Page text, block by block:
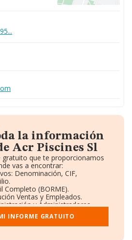
la información
Acr Piscines Sl
gratuito que te proporcionamos
vas a encontrar:
Denominación, CIF,
Completo (BORME).
Ventas y Empleados.
y Administradores.
en otras empresas.
INFORME GRATUITO